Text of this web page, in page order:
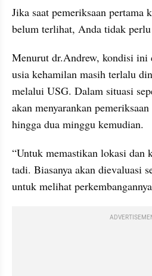
Jika saat pemeriksaan pertama
belum terlihat, Anda tidak
Menurut dr.Andrew, kondisi ini
usia kehamilan masih terlalu
melalui USG. Dalam situasi
akan menyarankan
hingga dua minggu kemudian.
“Untuk memastikan lokasi dan
tadi. Biasanya akan dievaluasi
untuk melihat